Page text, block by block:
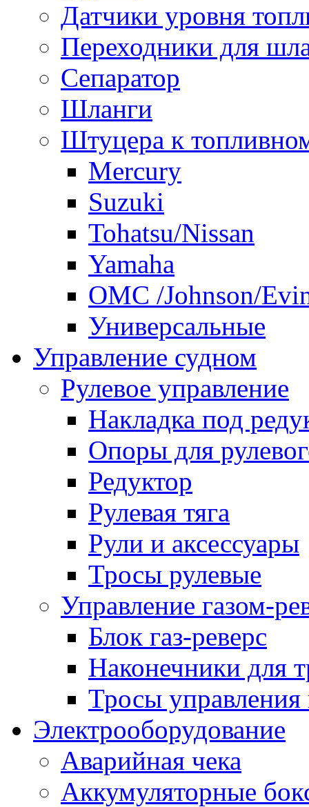
Датчики уровня
Переходники для
Сепаратор
Шланги
Штуцера к
Mercury
Suzuki
Tohatsu/Nissan
Yamaha
ОМС /Johnson/
Универсальные
Управление судном
Рулевое управление
Накладка под
Опоры для
Редуктор
Рулевая тяга
Рули и аксессуары
Тросы рулевые
Управление газом-
Блок газ-реверс
Наконечники для
Тросы управления
Электрооборудование
Аварийная чека
Аккумуляторные